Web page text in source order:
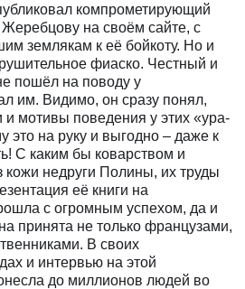
компрометирующий
на своём сайте, с
землякам к её бойкоту. Но и
фиаско. Честный и
пошёл на поводу у
им. Видимо, он сразу понял,
и мотивы поведения у этих «ура-
это на руку и выгодно – даже к
С каким бы коварством и
кожи недруги Полины, их труды
её книги на
с огромным успехом, да и
принята не только французами,
В своих
и интервью на этой
до миллионов людей во